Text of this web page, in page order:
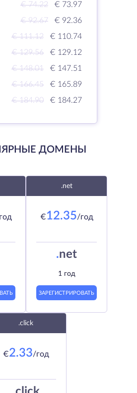
€ 74.22
€ 73.97
€ 92.67
€ 92.36
€ 111.12
€ 110.74
€ 129.56
€ 129.12
€ 148.01
€ 147.51
€ 166.45
€ 165.89
€ 184.90 € 184.27
ДОМЕНЫ
.net
€12.35/год
.net
1 год
ЗАРЕГИСТРИРОВАТЬ
.click
€2.33/год